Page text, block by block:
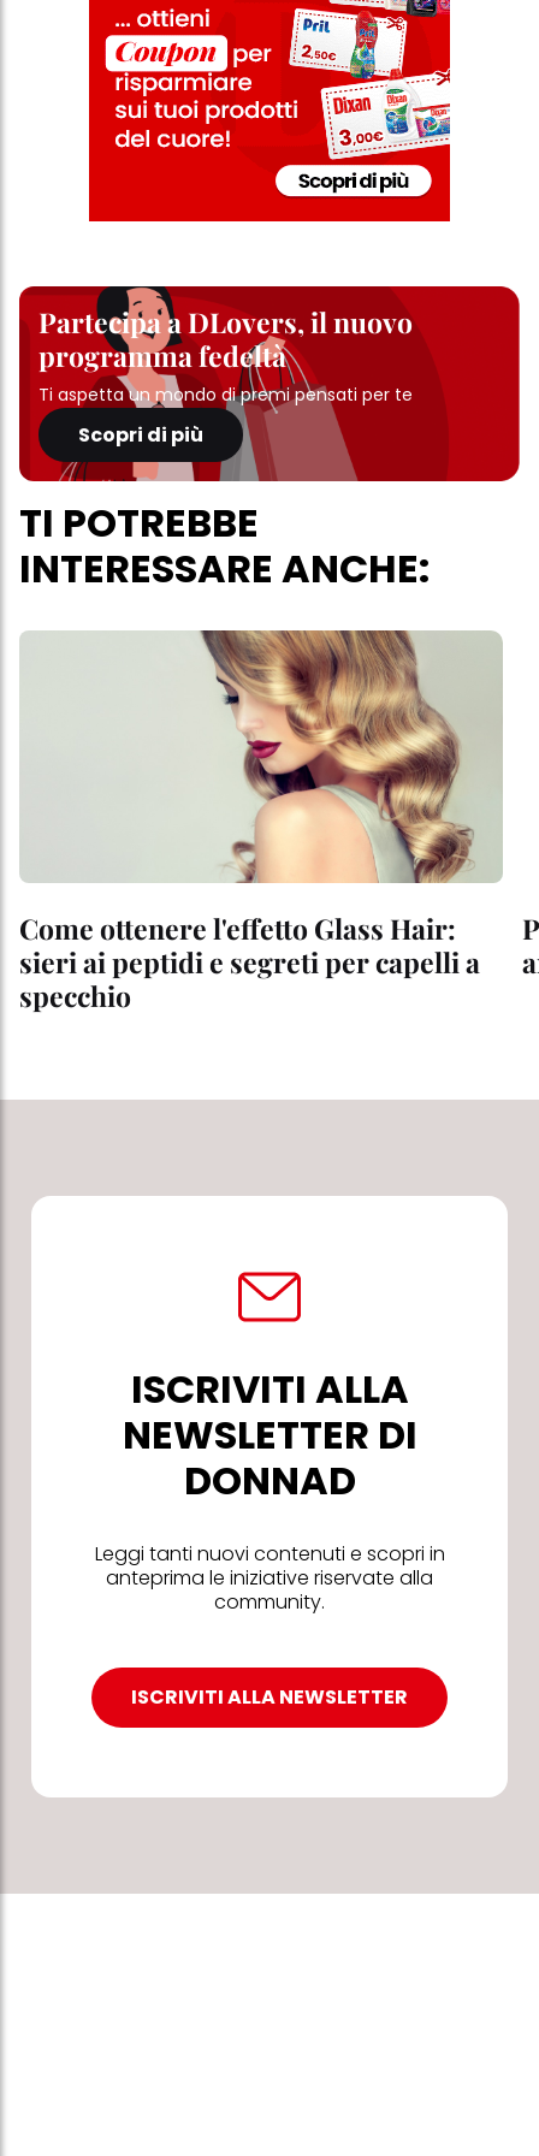
Partecipa a DLovers, il nuovo
programma fedeltà
Ti aspetta un mondo di premi pensati per te
Scopri di più
TI POTREBBE
INTERESSARE ANCHE:
Come ottenere l'effetto Glass Hair:
sieri ai peptidi e segreti per capelli a
specchio
ISCRIVITI ALLA
NEWSLETTER DI
DONNAD
Leggi tanti nuovi contenuti e scopri in
anteprima le iniziative riservate alla
community.
ISCRIVITI ALLA NEWSLETTER